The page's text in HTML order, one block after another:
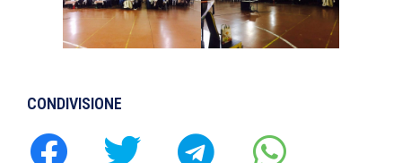
CONDIVISIONE